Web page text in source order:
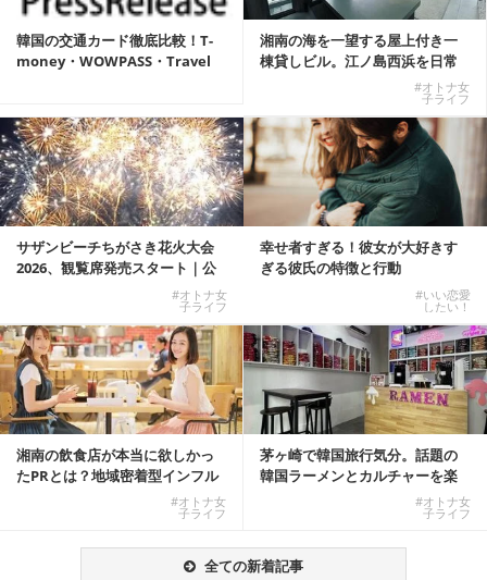
韓国の交通カード徹底比較！T-
money・WOWPASS・Travel
湘南の海を一望する屋上付き一
棟貸しビル。江ノ島西浜を日常
#オトナ女
子ライフ
サザンビーチちがさき花火大会
2026、観覧席発売スタート｜公
#オトナ女
子ライフ
幸せ者すぎる！彼女が大好きす
ぎる彼氏の特徴と行動
#いい恋愛
したい！
湘南の飲食店が本当に欲しかっ
たPRとは？地域密着型インフル
#オトナ女
子ライフ
茅ヶ崎で韓国旅行気分。話題の
韓国ラーメンとカルチャーを楽
#オトナ女
子ライフ
全ての新着記事